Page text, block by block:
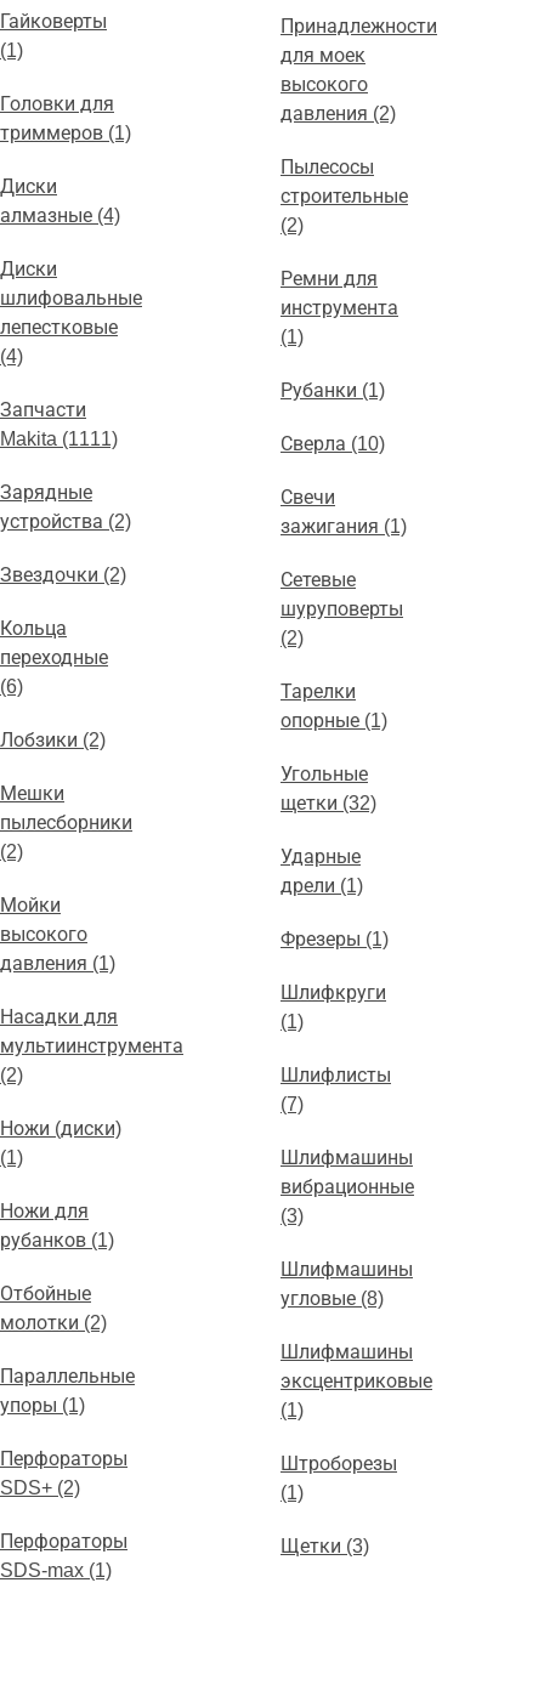
Гайковерты
(1)
Головки для
триммеров (1)
Диски
алмазные (4)
Диски
шлифовальные
лепестковые
(4)
Запчасти
Makita (1111)
Зарядные
устройства (2)
Звездочки (2)
Кольца
переходные
(6)
Лобзики (2)
Мешки
пылесборники
(2)
Мойки
высокого
давления (1)
Насадки для
мультиинструмента
(2)
Ножи (диски)
(1)
Ножи для
рубанков (1)
Отбойные
молотки (2)
Параллельные
упоры (1)
Перфораторы
SDS+ (2)
Перфораторы
SDS-max (1)
Принадлежности
для моек
высокого
давления (2)
Пылесосы
строительные
(2)
Ремни для
инструмента
(1)
Рубанки (1)
Сверла (10)
Свечи
зажигания (1)
Сетевые
шуруповерты
(2)
Тарелки
опорные (1)
Угольные
щетки (32)
Ударные
дрели (1)
Фрезеры (1)
Шлифкруги
(1)
Шлифлисты
(7)
Шлифмашины
вибрационные
(3)
Шлифмашины
угловые (8)
Шлифмашины
эксцентриковые
(1)
Штроборезы
(1)
Щетки (3)